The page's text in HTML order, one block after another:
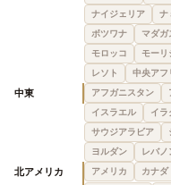
ナイジェリア
ナ
ボツワナ
マダガ
モロッコ
モーリ
レソト
中央アフ
中東 アフガニスタン
イスラエル
イラ
サウジアラビア
ヨルダン
レバノ
北アメリカ アメリカ カナダ